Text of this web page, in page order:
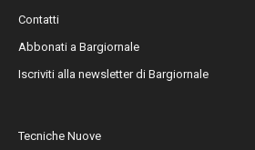
Contatti
Abbonati a Bargiornale
Iscriviti alla newsletter di Bargiornale
Tecniche Nuove